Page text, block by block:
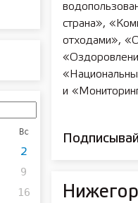
Вс
2
9
16
страна»,
отходами»,
и